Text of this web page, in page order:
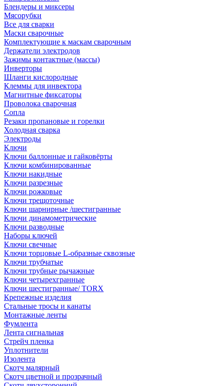
Блендеры и миксеры
Мясорубки
Все для сварки
Маски сварочные
Комплектующие к маскам сварочным
Держатели электродов
Зажимы контактные (массы)
Инверторы
Шланги кислородные
Клеммы для инвектора
Магнитные фиксаторы
Проволока сварочная
Сопла
Резаки пропановые и горелки
Холодная сварка
Электроды
Ключи
Ключи баллонные и гайковёрты
Ключи комбинированные
Ключи накидные
Ключи разрезные
Ключи рожковые
Ключи трещоточные
Ключи шарнирные /шестигранные
Ключи динамометрические
Ключи разводные
Наборы ключей
Ключи свечные
Ключи торцовые L-образные сквозные
Ключи трубчатые
Ключи трубные рычажные
Ключи четырехгранные
Ключи шестигранные/ TORX
Крепежные изделия
Стальные тросы и канаты
Монтажные ленты
Фумлента
Лента сигнальная
Стрейч пленка
Уплотнители
Изолента
Скотч малярный
Скотч цветной и прозрачный